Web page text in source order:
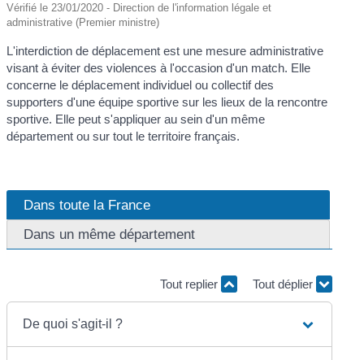
Vérifié le 23/01/2020 - Direction de l'information légale et
administrative (Premier ministre)
L'interdiction de déplacement est une mesure administrative
visant à éviter des violences à l'occasion d'un match. Elle
concerne le déplacement individuel ou collectif des
supporters d'une équipe sportive sur les lieux de la rencontre
sportive. Elle peut s'appliquer au sein d'un même
département ou sur tout le territoire français.
Dans toute la France
Dans un même département
Tout replier Tout déplier
De quoi s'agit-il ?